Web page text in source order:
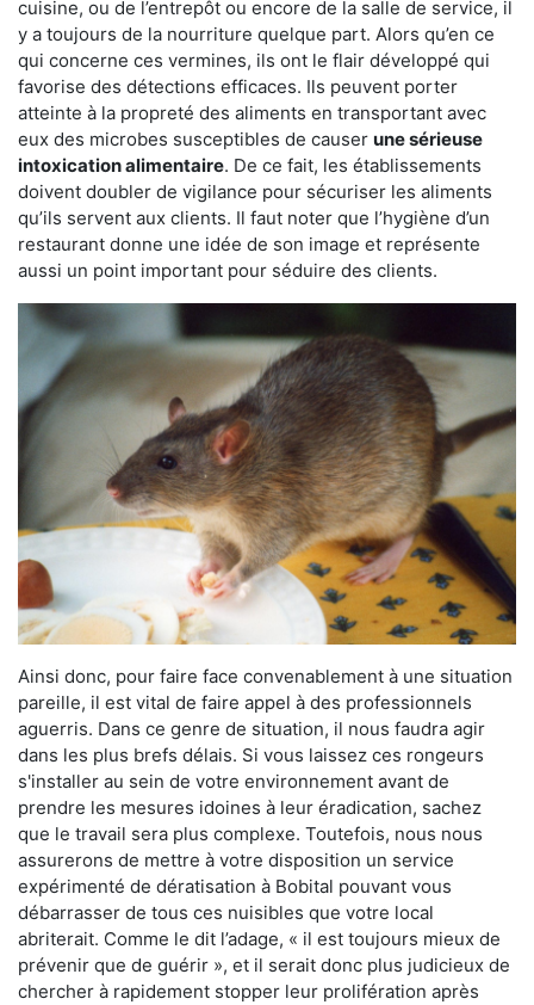
cuisine, ou de l’entrepôt ou encore de la salle de service, il
y a toujours de la nourriture quelque part. Alors qu’en ce
qui concerne ces vermines, ils ont le flair développé qui
favorise des détections efficaces. Ils peuvent porter
atteinte à la propreté des aliments en transportant avec
eux des microbes susceptibles de causer une sérieuse
intoxication alimentaire. De ce fait, les établissements
doivent doubler de vigilance pour sécuriser les aliments
qu’ils servent aux clients. Il faut noter que l’hygiène d’un
restaurant donne une idée de son image et représente
aussi un point important pour séduire des clients.
Ainsi donc, pour faire face convenablement à une situation
pareille, il est vital de faire appel à des professionnels
aguerris. Dans ce genre de situation, il nous faudra agir
dans les plus brefs délais. Si vous laissez ces rongeurs
s'installer au sein de votre environnement avant de
prendre les mesures idoines à leur éradication, sachez
que le travail sera plus complexe. Toutefois, nous nous
assurerons de mettre à votre disposition un service
expérimenté de dératisation à Bobital pouvant vous
débarrasser de tous ces nuisibles que votre local
abriterait. Comme le dit l’adage, « il est toujours mieux de
prévenir que de guérir », et il serait donc plus judicieux de
chercher à rapidement stopper leur prolifération après